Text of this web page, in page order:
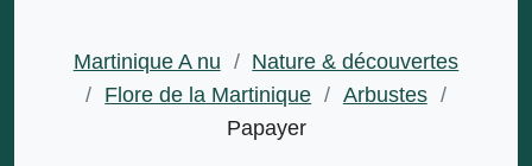
Martinique A nu / Nature & découvertes
/ Flore de la Martinique / Arbustes /
Papayer